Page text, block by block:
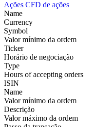
Ações CFD de ações
Name
Currency
Symbol
Valor mínimo da ordem
Ticker
Horário de negociação
Type
Hours of accepting orders
ISIN
Name
Valor mínimo da ordem
Descrição
Valor máximo da ordem